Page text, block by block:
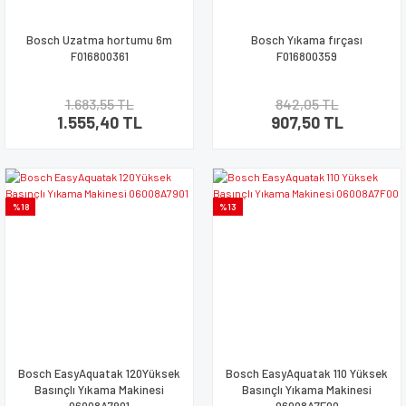
Bosch Uzatma hortumu 6m
F016800361
1.683,55 TL
1.555,40 TL
Bosch Yıkama fırçası
F016800359
842,05 TL
907,50 TL
%18
Bosch EasyAquatak 120Yüksek
Basınçlı Yıkama Makinesi
%13
Bosch EasyAquatak 110 Yüksek
Basınçlı Yıkama Makinesi